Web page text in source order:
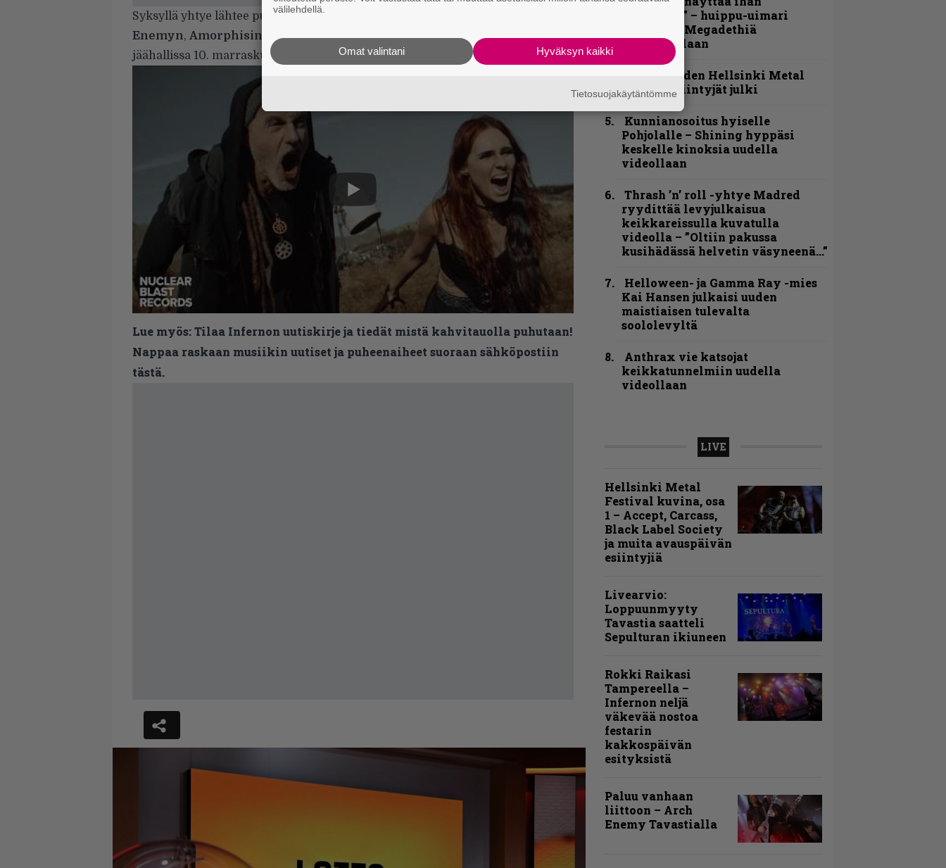
Syksyllä yhtye lähtee puolestaan kiertämään Eurooppaa yhdessä
Enemyn, Amorphisin Gatecreeperinkanssa.Nelikko nähdäänHelsingin
jäähallissa 10. marraskuuta.
Lue myös:Tilaa Infernon uutiskirje ja tiedät mistä kahvitauolla puhutaan!
Nappaa raskaan musiikin uutiset ja puheenaiheet suoraan sähköpostiin
tästä.
plektralta” – huippu-uimari
jamittelee Megadethiä
palkinnollaan
Loppuvuoden Hellsinki Metal
Cruisen esiintyjät julki
Kunnianosoitus hyiselle
Pohjolalle – Shining hyppäsi
keskelle kinoksia uudella
videollaan
Thrash ’n’ roll -yhtye Madred
ryydittää levyjulkaisua
keikkareissulla kuvatulla
videolla – ”Oltiin pakussa
kusihädässä helvetin väsyneenä…”
Helloween- ja Gamma Ray -mies
Kai Hansen julkaisi uuden
maistiaisen tulevalta
soololevyltä
Anthrax vie katsojat
keikkatunnelmiin uudella
videollaan
LIVE
Hellsinki Metal
Festival kuvina, osa
1 – Accept, Carcass,
Black Label Society
ja muita avauspäivän
esiintyjiä
Livearvio:
Loppuunmyyty
Tavastia saatteli
Sepulturan ikiuneen
Rokki Raikasi
Tampereella –
Infernon neljä
väkevää nostoa
festarin
kakkospäivän
esityksistä
Paluu vanhaan
liittoon – Arch
Enemy Tavastialla
välilehdellä.
Hyväksyn kaikki
Omat valintani
Tietosuojakäytäntömme